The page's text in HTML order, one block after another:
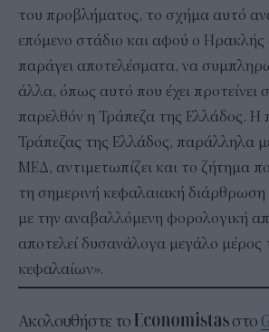
του προβλήματος, το σχήμα αυτό
επόμενο στάδιο και αφού ο Ηρακλής
παράγει αποτελέσματα, να
άλλα, όπως αυτό που έχει
παρελθόν η Τράπεζα της Ελλάδος. Η
Τράπεζας της Ελλάδος, παράλληλα
ΜΕΔ, αντιμετωπίζει και το ζήτημα
τη σημερινή κεφαλαιακή
με την αναβαλλόμενη φορολογική
αποτελεί δυσανάλογα μεγάλο μέρος
κεφαλαίων».
Ακολουθήστε το στο